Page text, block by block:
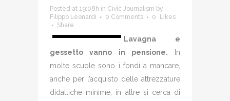
Posted at 19:08h in Civic Journalism by
Filippo Leonardi
0 Comments 0
Likes
Share
Lavagna e
gessetto vanno in pensione. In
molte scuole sono i fondi a mancare,
anche per l’acquisto delle attrezzature
didattiche minime, in altre si cerca di